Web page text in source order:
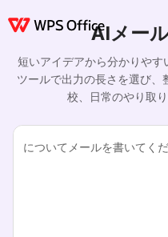
AIメー
短いアイデアから分かりや
ツールで出力の長さを選び
校、日常のやり取